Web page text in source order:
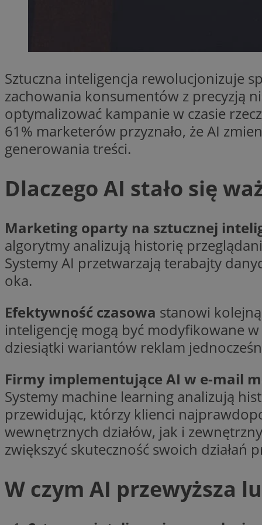
Sztuczna inteligencja rewolucjonizuje
zachowania konsumentów z precyzją
optymalizować kampanie w czasie
61% marketerów przyznało, że AI
generowania treści.
Dlaczego AI stało się
Marketing oparty na sztucznej
algorytmy analizują historię
Systemy AI przetwarzają terabajty
oka.
Efektywność czasowa stanowi
inteligencję mogą być modyfikowane
dziesiątki wariantów reklam
Firmy implementujące AI w e-mail
Systemy machine learning analizują
przewidując, którzy klienci
wewnętrznych działów, jak i
zwiększyć skuteczność swoich działań
W czym AI przewyższa
OAID
__eoi
__gpi
_clsk
_ga_NMTLDBQYTE
VISITOR_INFO1_LIVE
_fbp
__Secure-
ROLLOUT_TOKEN
Nazwa
openstat_gid
WMF-Uniq